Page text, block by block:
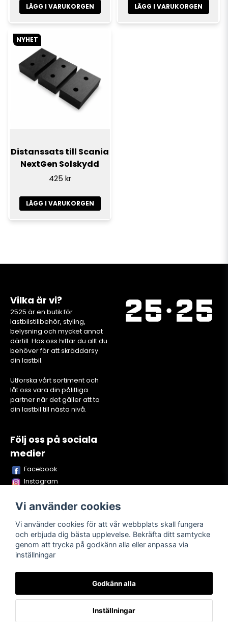
LÄGG I VARUKORGEN LÄGG I VARUKORGEN
Distanssats till Scania
NextGen Solskydd
425 kr
LÄGG I VARUKORGEN
NYHET
Vilka är vi?
2525 är en butik för
lastbilstillbehör, styling,
belysning och mycket annat
därtill. Hos oss hittar du allt du
behöver för att skräddarsy
din lastbil.
Utforska vårt sortiment och
låt oss vara din pålitliga
partner när det gäller att ta
din lastbil till nästa nivå.
Följ oss på sociala
medier
Facebook
Instagram
TikTok
Köpvillkor Kontakta oss Om oss
Vi använder cookies
Vi använder cookies för att vår webbplats skall fungera
och erbjuda dig bästa upplevelse. Bekräfta ditt samtycke
genom att trycka på godkänn alla eller anpassa via
inställningar
Godkänn alla
Inställningar